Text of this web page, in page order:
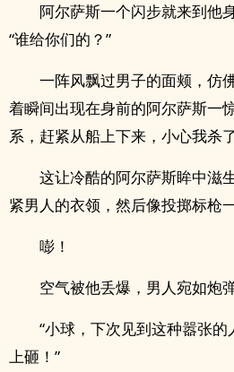
阿尔萨斯一个闪步就来到他
“谁给你们的？”
一阵风飘过男子的面颊，仿
着瞬间出现在身前的阿尔萨斯一
系，赶紧从船上下来，小心我杀
这让冷酷的阿尔萨斯眸中滋
紧男人的衣领，然后像投掷标枪
嘭！
空气被他丢爆，男人宛如炮
“小球，下次见到这种嚣张
上砸！”